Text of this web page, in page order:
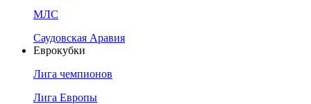
МЛС
Саудовская Аравия
Еврокубки
Лига чемпионов
Лига Европы